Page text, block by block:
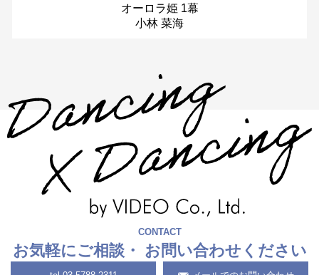
オーロラ姫 1幕
小林 菜海
CONTACT
お気軽にご相談・ お問い合わせください